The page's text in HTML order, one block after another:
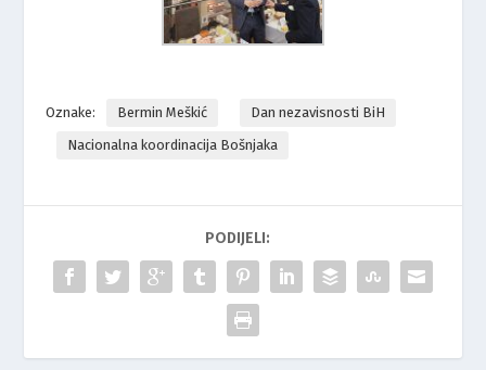
Oznake: Bermin Meškić
Dan nezavisnosti BiH
Nacionalna koordinacija Bošnjaka
PODIJELI: